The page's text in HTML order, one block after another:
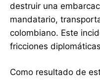
destruir una
mandatario,
colombiano. Este
fricciones
Como resultado de